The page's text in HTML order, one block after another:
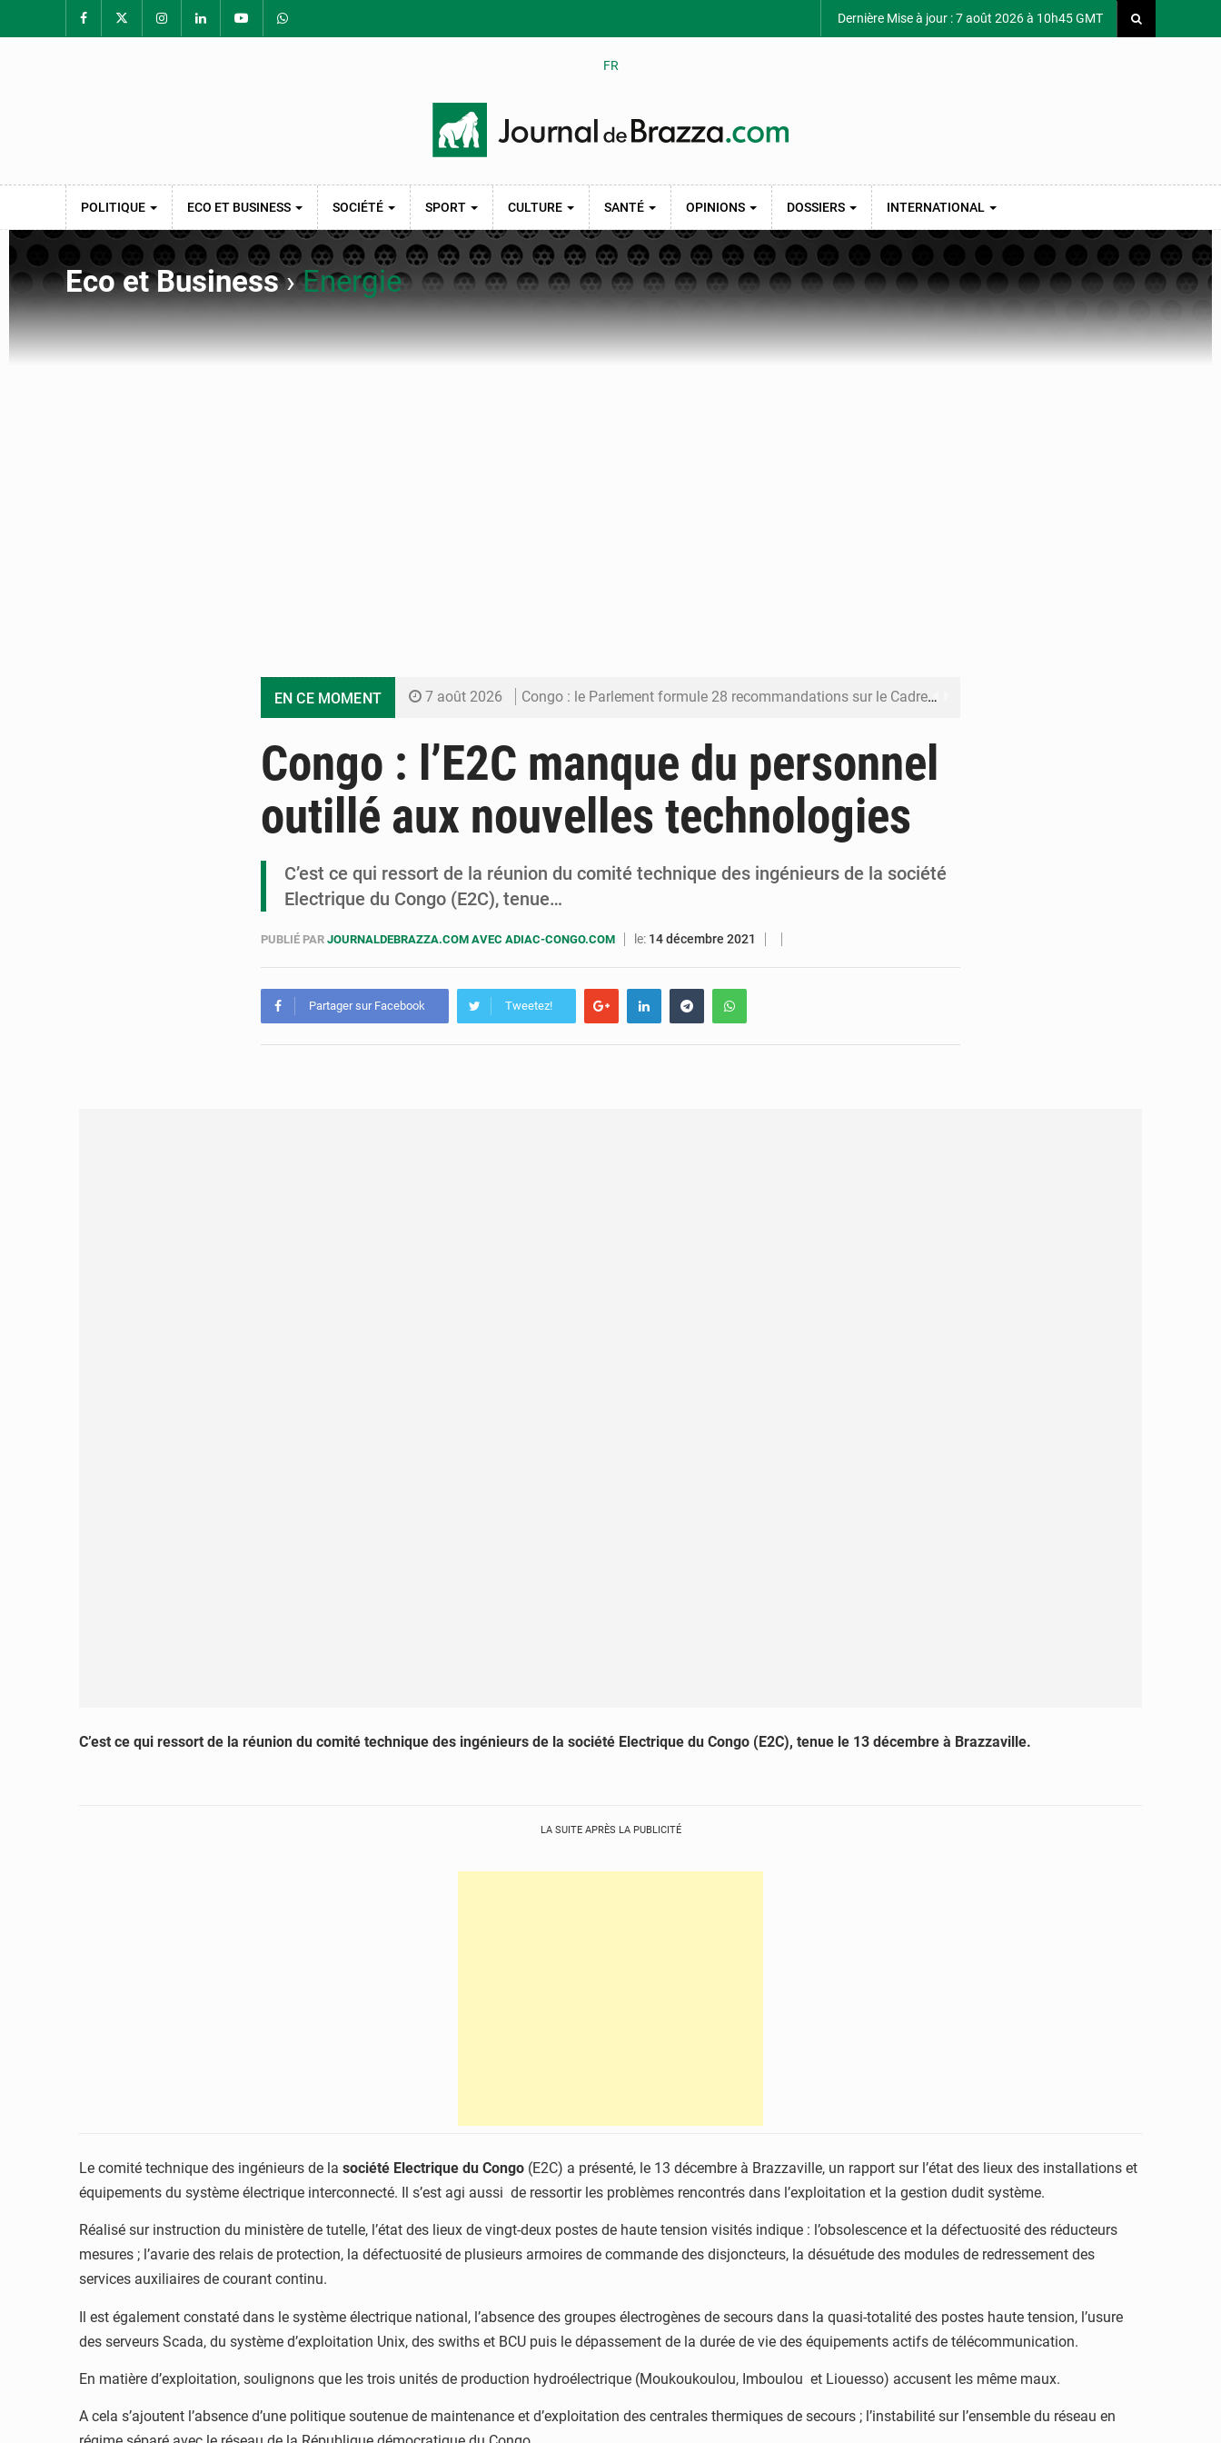
Dernière Mise à jour : 7 août 2026 à 10h45 GMT
FR
POLITIQUE ECO ET BUSINESS SOCIÉTÉ SPORT CULTURE SANTÉ OPINIONS DOSSIERS INTERNATIONAL
Eco et Business›Energie
EN CE MOMENT 7 août 2026 Congo : le Parlement formule 28 recommandations sur le Cadre budgétaire 2027-2029
7 août 2026 Congo : la Grande foire agricole pour renforcer la souveraineté alimentaire
7 août 2026 Congo-RDC : Brazzaville et Kinshasa renforcent leur coopération en faveur de la jeunesse
Congo : l’E2C manque du personnel
outillé aux nouvelles technologies
C’est ce qui ressort de la réunion du comité technique des ingénieurs de la société
Electrique du Congo (E2C), tenue…
PUBLIÉ PAR JOURNALDEBRAZZA.COM AVEC ADIAC-CONGO.COM le: 14 décembre 2021
Partager sur Facebook Tweetez!
C’est ce qui ressort de la réunion du comité technique des ingénieurs de la société Electrique du Congo (E2C), tenue le 13 décembre à Brazzaville.
LA SUITE APRÈS LA PUBLICITÉ
Le comité technique des ingénieurs de la société Electrique du Congo (E2C) a présenté, le 13 décembre à Brazzaville, un rapport sur l’état des lieux des installations et
équipements du système électrique interconnecté. Il s’est agi aussi de ressortir les problèmes rencontrés dans l’exploitation et la gestion dudit système.
Réalisé sur instruction du ministère de tutelle, l’état des lieux de vingt-deux postes de haute tension visités indique : l’obsolescence et la défectuosité des réducteurs
mesures ; l’avarie des relais de protection, la défectuosité de plusieurs armoires de commande des disjoncteurs, la désuétude des modules de redressement des
services auxiliaires de courant continu.
Il est également constaté dans le système électrique national, l’absence des groupes électrogènes de secours dans la quasi-totalité des postes haute tension, l’usure
des serveurs Scada, du système d’exploitation Unix, des swiths et BCU puis le dépassement de la durée de vie des équipements actifs de télécommunication.
En matière d’exploitation, soulignons que les trois unités de production hydroélectrique (Moukoukoulou, Imboulou et Liouesso) accusent les même maux.
A cela s’ajoutent l’absence d’une politique soutenue de maintenance et d’exploitation des centrales thermiques de secours ; l’instabilité sur l’ensemble du réseau en